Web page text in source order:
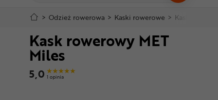
Szczegółowe informacje
Stopka
Mapa strony
Odzież
Kaski
Buty
> Odzież rowerowa > Kaski rowerowe > Kaski
Kask rowerowy MET
Miles
5,0 1 opinia